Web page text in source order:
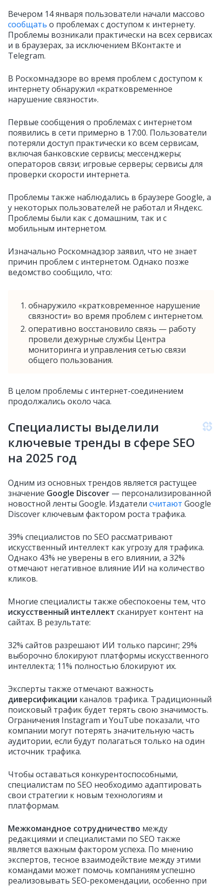
Вечером 14 января пользователи начали массово
сообщать о проблемах с доступом к интернету.
Проблемы возникали практически на всех сервисах
и в браузерах, за исключением ВКонтакте и
Telegram.
В Роскомнадзоре во время проблем с доступом к
интернету обнаружил «кратковременное
нарушение связности».
Первые сообщения о проблемах с интернетом
появились в сети примерно в 17:00. Пользователи
потеряли доступ практически ко всем сервисам,
включая банковские сервисы; мессенджеры;
операторов связи; игровые серверы; сервисы для
проверки скорости интернета.
Проблемы также наблюдались в браузере Google, а
у некоторых пользователей не работал и Яндекс.
Проблемы были как с домашним, так и с
мобильным интернетом.
Изначально Роскомнадзор заявил, что не знает
причин проблем с интернетом. Однако позже
ведомство сообщило, что:
обнаружило «кратковременное нарушение
связности» во время проблем с интернетом.
оперативно восстановило связь — работу
провели дежурные службы Центра
мониторинга и управления сетью связи
общего пользования.
В целом проблемы с интернет-соединением
продолжались около часа.
Специалисты выделили
ключевые тренды в сфере SEO
на 2025 год
Одним из основных трендов является растущее
значение Google Discover — персонализированной
новостной ленты Google. Издатели считают Google
Discover ключевым фактором роста трафика.
39% специалистов по SEO рассматривают
искусственный интеллект как угрозу для трафика.
Однако 43% не уверены в его влиянии, а 32%
отмечают негативное влияние ИИ на количество
кликов.
Многие специалисты также обеспокоены тем, что
искусственный интеллект сканирует контент на
сайтах. В результате:
32% сайтов разрешают ИИ только парсинг; 29%
выборочно блокируют платформы искусственного
интеллекта; 11% полностью блокируют их.
Эксперты также отмечают важность
диверсификации каналов трафика. Традиционный
поисковый трафик будет терять свою значимость.
Ограничения Instagram и YouTube показали, что
компании могут потерять значительную часть
аудитории, если будут полагаться только на один
источник трафика.
Чтобы оставаться конкурентоспособными,
специалистам по SEO необходимо адаптировать
свои стратегии к новым технологиям и
платформам.
Межкомандное сотрудничество между
редакциями и специалистами по SEO также
является важным фактором успеха. По мнению
экспертов, тесное взаимодействие между этими
командами может помочь компаниям успешно
реализовывать SEO-рекомендации, особенно при